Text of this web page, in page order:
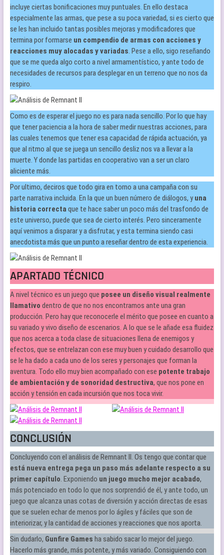
incluye ciertas bonificaciones muy puntuales. En ello destaca
especialmente las armas, que pese a su poca variedad, si es cierto que
se les han incluido tantas posibles mejoras y modificadores que
termina por formarse un compendio de armas con acciones y
reacciones muy alocadas y variadas . Pese a ello, sigo reseñando
que se me queda algo corto a nivel armamentístico, y ante todo de
necesidades de recursos para desplegar en un terreno que no nos da
respiro.
Como es de esperar el juego no es para nada sencillo. Por lo que hay
que tener paciencia a la hora de saber medir nuestras acciones, para
las cuales tenemos que tener esa capacidad de rápida actuación, ya
que al ritmo al que se juega un sencillo desliz nos va a llevar a la
muerte. Y donde las partidas en cooperativo van a ser un claro
aliciente más.
Por ultimo, deciros que todo gira en torno a una campaña con su
parte narrativa incluida. En la que un buen número de diálogos, yuna
historia correcta que te hace saber un poco más del trasfondo de
este universo, puede que sea de cierto interés. Pero sinceramente
aquí venimos a disparar y a disfrutar, y esta termina siendo casi
anecdotista más que un punto a reseñar dentro de esta experiencia.
APARTADO TÉCNICO
A nivel técnico es un juego que posee un diseño visual realmente
llamativo dentro de que no nos encontramos ante una gran
producción. Pero hay que reconocerle el mérito que posee en cuanto a
su variado y vivo diseño de escenarios. A lo que se le añade esa fluidez
que nos acerca a toda clase de situaciones llena de enemigos y
efectos, que se entrelazan con ese muy buen y cuidado desarrollo que
se le ha dado a cada uno de los seres y personajes que forman la
aventura. Todo ello muy bien acompañado con ese potente trabajo
de ambientación y de sonoridad destructiva, que nos pone en
acción y tensión en cada incursión que nos toca vivir.
CONCLUSIÓN
Concluyendo con el análisis de Remnant II. Os tengo que contar que
está nueva entrega pega un paso más adelante respecto a su
primer capítulo . Exponiendo un juego mucho mejor acabado,
más potenciado en todo lo que nos sorprendió de él, y ante todo, un
juego que alcanza unas cotas de diversión y acción directas de esas
que se suelen echar de menos por lo ágiles y fáciles que son de
interiorizar, y la cantidad de acciones y reacciones que nos aporta.
Sin dudarlo, Gunfire Games ha sabido sacar lo mejor del juego.
Hacerlo más grande, más potente, y más variado. Consiguiendo con